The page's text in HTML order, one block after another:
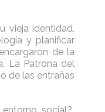
vieja identidad.
y planificar
de la
La Patrona del
de las entrañas